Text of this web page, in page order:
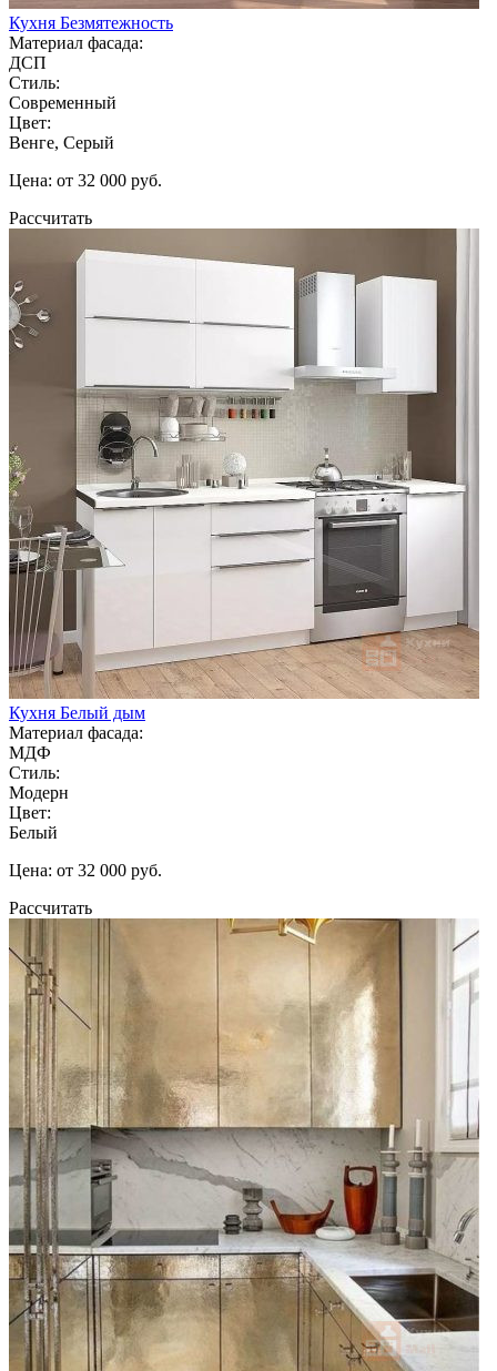
Кухня Безмятежность
Материал фасада:
ДСП
Стиль:
Современный
Цвет:
Венге, Серый
Цена: от 32 000 руб.
Рассчитать
Кухня Белый дым
Материал фасада:
МДФ
Стиль:
Модерн
Цвет:
Белый
Цена: от 32 000 руб.
Рассчитать